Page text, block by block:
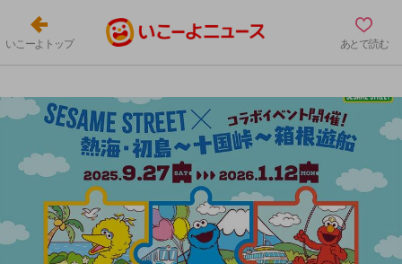
いこーよトップ あとで読む